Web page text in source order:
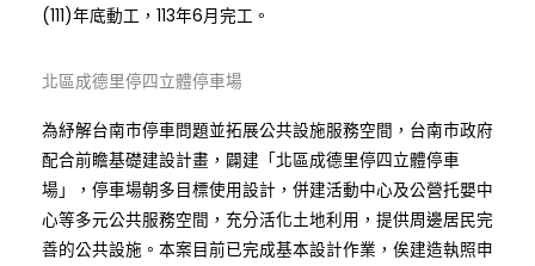
(111)年底動工，113年6月完工。
北區成德里停四立體停車場
為紓解台南市停車問題並拓展公共設施服務空間，台南市政府
配合前瞻基礎建設計畫，闢建「北區成德里停四立體停車
場」，停車場朝多目標使用設計，併建活動中心及公營托嬰中
心等多元公共服務空間，充分活化土地利用，提供周邊居民完
善的公共設施。本案目前已完成基本設計作業，俟建造執照申